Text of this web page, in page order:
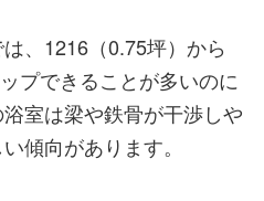
、1216（0.75坪）から
プできることが多いのに
室は梁や鉄骨が干渉しや
傾向があります。